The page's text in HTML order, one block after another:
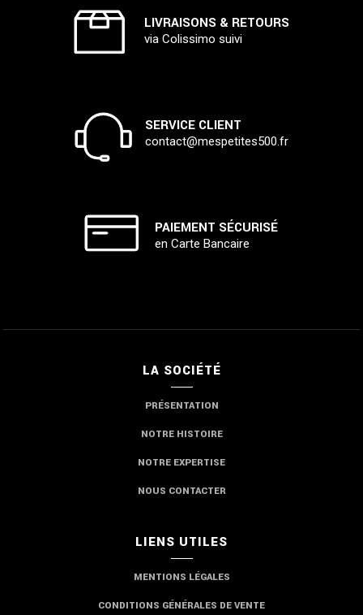
LIVRAISONS & RETOURS
via Colissimo suivi
SERVICE CLIENT
contact@mespetites500.fr
PAIEMENT SÉCURISÉ
en Carte Bancaire
LA SOCIÉTÉ
PRÉSENTATION
NOTRE HISTOIRE
NOTRE EXPERTISE
NOUS CONTACTER
LIENS UTILES
MENTIONS LÉGALES
CONDITIONS GÉNÉRALES DE VENTE